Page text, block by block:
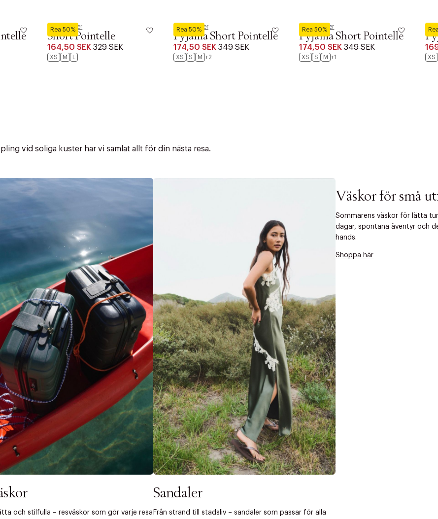
Rea 50%
Hunkemöller
Short Pointelle
164,50 SEK 329 SEK
XS M
Rea 50%
Hunkemöller
Pyjama Short Pointelle
174,50 SEK 349 SEK
XS S M +2
Rea 50%
Hunkemöller
Pyjama Short Pointelle
174,50 SEK 349 SEK
XS S M +1 XS
vid soliga kuster har vi samlat allt för din nästa resa.
och stilfulla – resväskor som gör varje resa
Sandaler
Från strand till stadsliv – sandaler som passar för alla
Väskor för små
Sommarens väskor för lätta
dagar, spontana äventyr och
hands.
Shoppa här
Nästa
ordrar över SEK 749 kr. för Goodie-medlemmar
2-5 arbetsdagar.
ditt första köp som medlem
PERSONAL DATA
ikke vise dig denne video. Tillad statistiske cookies for at kunne se
Edit cookies
Stäng